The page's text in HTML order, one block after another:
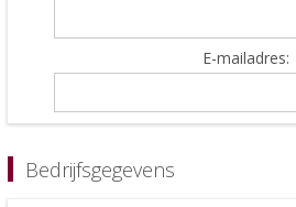
E-mailadres:
Bedrijfsgegevens